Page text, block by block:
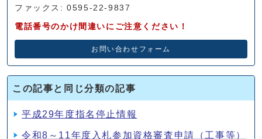
ファックス: 0595-22-9837
電話番号のかけ間違いにご注意ください！
お問い合わせフォーム
この記事と同じ分類の記事
平成29年度指名停止情報
令和8～11年度入札参加資格審査申請（工事等）